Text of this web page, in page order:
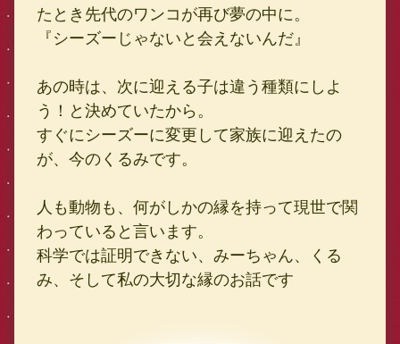
たとき先代のワンコが再び夢の中に。
『シーズーじゃないと会えないんだ』
あの時は、次に迎える子は違う種類にしよ
う！と決めていたから。
すぐにシーズーに変更して家族に迎えたの
が、今のくるみです。
人も動物も、何がしかの縁を持って現世で関
わっていると言います。
科学では証明できない、みーちゃん、くる
み、そして私の大切な縁のお話です